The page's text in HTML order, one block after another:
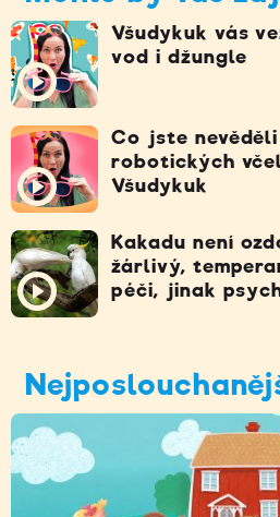
Všudykuk vás
vod i džungle
Co jste
robotických
Všudykuk
Kakadu není
žárlivý,
péči, jinak